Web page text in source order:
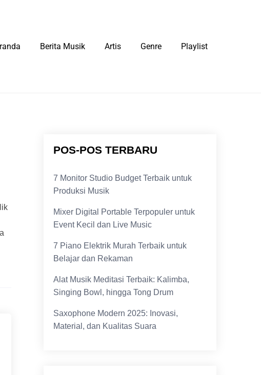
Berita Musik Artis Genre Playlist
POS-POS TERBARU
7 Monitor Studio Budget Terbaik untuk
Produksi Musik
Mixer Digital Portable Terpopuler untuk
Event Kecil dan Live Music
7 Piano Elektrik Murah Terbaik untuk
Belajar dan Rekaman
Alat Musik Meditasi Terbaik: Kalimba,
Singing Bowl, hingga Tong Drum
Saxophone Modern 2025: Inovasi,
Material, dan Kualitas Suara